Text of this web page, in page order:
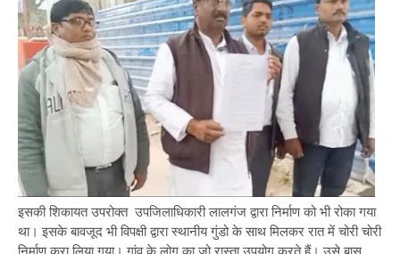
इसकी शिकायत उपरोक्त उपजिलाधिकारी लालगंज द्वारा निर्माण को भी रोका गया
था। इसके बावजूद भी विपक्षी द्वारा स्थानीय गुंडो के साथ मिलकर रात में चोरी चोरी
निर्माण करा लिया गया। गांव के लोग का जो रास्ता उपयोग करते हैं। उसे बास